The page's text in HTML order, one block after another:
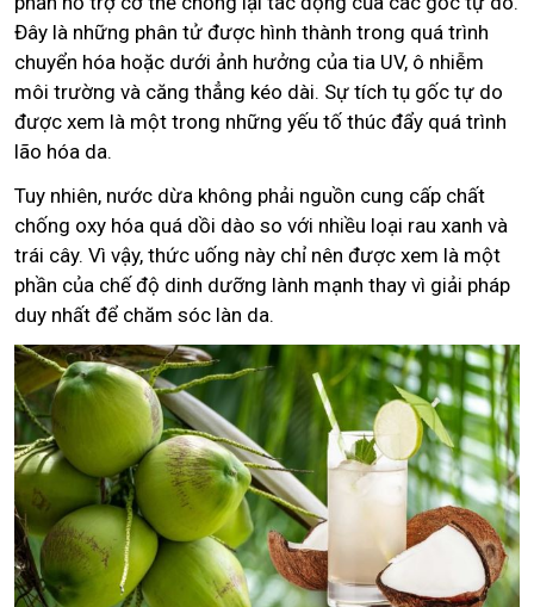
Đây là những phân tử được hình thành trong quá trình
chuyển hóa hoặc dưới ảnh hưởng của tia UV, ô nhiễm
môi trường và căng thẳng kéo dài. Sự tích tụ gốc tự do
được xem là một trong những yếu tố thúc đẩy quá trình
lão hóa da.
Tuy nhiên, nước dừa không phải nguồn cung cấp chất
chống oxy hóa quá dồi dào so với nhiều loại rau xanh và
trái cây. Vì vậy, thức uống này chỉ nên được xem là một
phần của chế độ dinh dưỡng lành mạnh thay vì giải pháp
duy nhất để chăm sóc làn da.